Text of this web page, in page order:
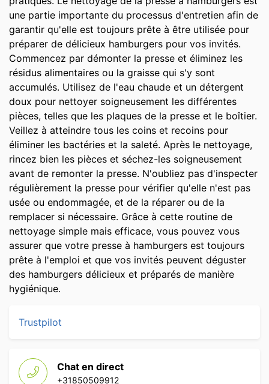
une partie importante du processus d'entretien afin de
garantir qu'elle est toujours prête à être utilisée pour
préparer de délicieux hamburgers pour vos invités.
Commencez par démonter la presse et éliminez les
résidus alimentaires ou la graisse qui s'y sont
accumulés. Utilisez de l'eau chaude et un détergent
doux pour nettoyer soigneusement les différentes
pièces, telles que les plaques de la presse et le boîtier.
Veillez à atteindre tous les coins et recoins pour
éliminer les bactéries et la saleté. Après le nettoyage,
rincez bien les pièces et séchez-les soigneusement
avant de remonter la presse. N'oubliez pas d'inspecter
régulièrement la presse pour vérifier qu'elle n'est pas
usée ou endommagée, et de la réparer ou de la
remplacer si nécessaire. Grâce à cette routine de
nettoyage simple mais efficace, vous pouvez vous
assurer que votre presse à hamburgers est toujours
prête à l'emploi et que vos invités peuvent déguster
des hamburgers délicieux et préparés de manière
hygiénique.
Trustpilot
Chat en direct
+31850509912